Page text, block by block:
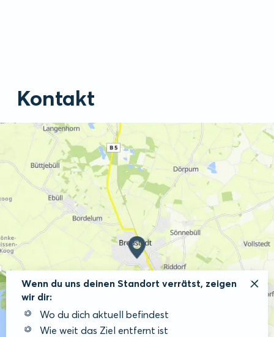
Kontakt
Wenn du uns deinen Standort verrätst, zeigen
wir dir:
Wo du dich aktuell befindest
Wie weit das Ziel entfernt ist